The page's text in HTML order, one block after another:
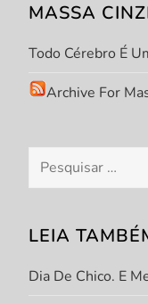
d
e
P
o
s
t
MASSA
Todo Cérebro É
Archive For
Pesquisar
por:
LEIA
Dia De Chico. E